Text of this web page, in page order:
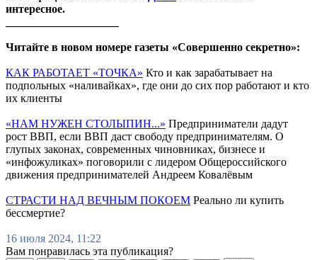
интересное.
Читайте в новом номере газеты «Совершенно секретно»:
КАК РАБОТАЕТ «ТОЧКА» Кто и как зарабатывает на
подпольных «наливайках», где они до сих пор работают и кто
их клиенты
«НАМ НУЖЕН СТОЛЫПИН...» Предприниматели дадут
рост ВВП, если ВВП даст свободу предпринимателям. О
глупых законах, современных чиновниках, бизнесе и
«инфожуликах» поговорили с лидером Общероссийского
движения предпринимателей Андреем Ковалёвым
СТРАСТИ НАД ВЕЧНЫМ ПОКОЕМ Реально ли купить
бессмертие?
16 июля 2024, 11:22
Вам понравилась эта публикация?